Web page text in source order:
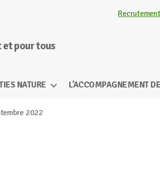
Recrutement
pour tous
NATURE L’ACCOMPAGNEMENT
2022